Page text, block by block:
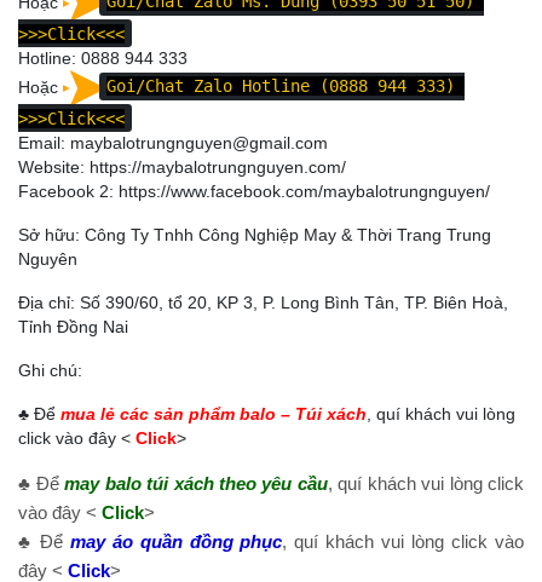
>>>Click<<<
Hotline: 0888 944 333
Hoặc
Goi/Chat Zalo Hotline (0888 944 333)
>>>Click<<<
Email: maybalotrungnguyen@gmail.com
Website: https://maybalotrungnguyen.com/
Facebook 2: https://www.facebook.com/maybalotrungnguyen/
Sở hữu: Công Ty Tnhh Công Nghiệp May & Thời Trang Trung
Nguyên
Địa chỉ: Số 390/60, tổ 20, KP 3, P. Long Bình Tân, TP. Biên Hoà,
Tỉnh Đồng Nai
Ghi chú:
♣ Để mua lẻ các sản phẩm balo – Túi xách , quí khách vui lòng
click vào đây < Click>
♣ Đểmay balo túi xách theo yêu cầu, quí khách vui lòng click
vào đây < Click>
♣ Để may áo quần đồng phục, quí khách vui lòng click vào
đây < Click>